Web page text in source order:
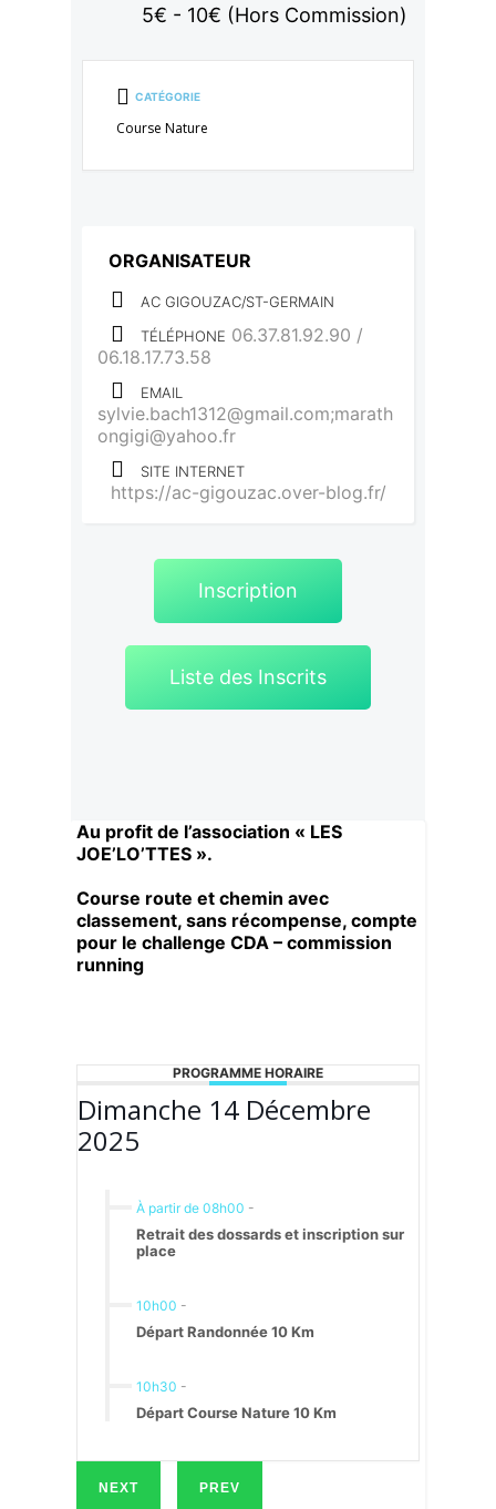
5€ - 10€ (Hors Commission)
CATÉGORIE
Course Nature
ORGANISATEUR
AC GIGOUZAC/ST-GERMAIN
TÉLÉPHONE 06.37.81.92.90 /
06.18.17.73.58
EMAIL
sylvie.bach1312@gmail.com;marath
ongigi@yahoo.fr
SITE INTERNET
https://ac-gigouzac.over-blog.fr/
Inscription
Liste des Inscrits
Au profit de l’association « LES
JOE’LO’TTES ».
Course route et chemin avec
classement, sans récompense, compte
pour le challenge CDA – commission
running
PROGRAMME HORAIRE
Dimanche 14 Décembre
2025
À partir de 08h00 -
Retrait des dossards et inscription sur
place
10h00 -
Départ Randonnée 10 Km
10h30 -
Départ Course Nature 10 Km
NEXT PREV